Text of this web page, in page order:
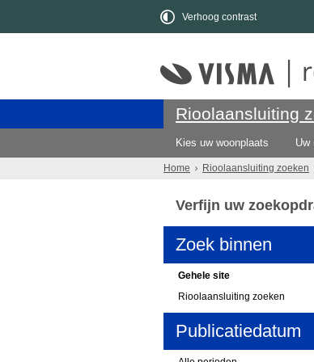
Verhoog contrast
Rioolaansluiting
Kies uw woonplaats Uw
Home Rioolaansluiting zoeken
Verfijn uw
Zoek binnen
Gehele site
Rioolaansluiting zoeken
Publicatiedatum